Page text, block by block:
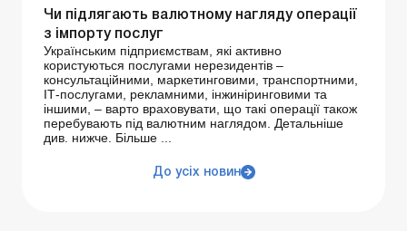
Чи підлягають валютному нагляду операції
з імпорту послуг
Українським підприємствам, які активно
користуються послугами нерезидентів –
консультаційними, маркетинговими, транспортними,
ІТ-послугами, рекламними, інжиніринговими та
іншими, – варто враховувати, що такі операції також
перебувають під валютним наглядом. Детальніше
див. нижче. Більше ...
До усіх новин